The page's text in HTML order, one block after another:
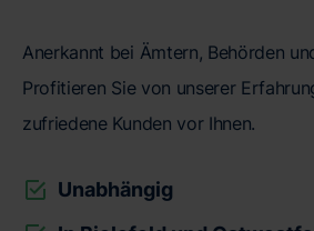
Anerkannt bei Ämtern, Behörden
Profitieren Sie von unserer
zufriedene Kunden vor Ihnen.
Unabhängig